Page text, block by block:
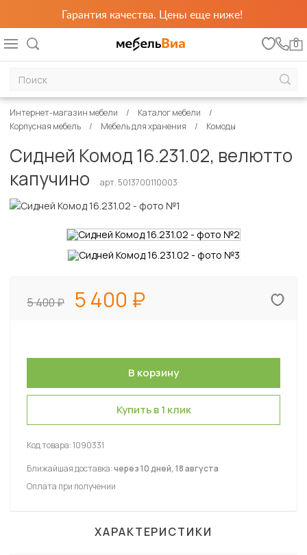
Гарантия качества. Цены еще ниже!
0
Интернет-магазин мебели
Каталог мебели
Корпусная мебель
Мебель для хранения Комоды
Сидней Комод 16.231.02, велютто
капучино
арт. 5013700110003
5 400 5 400
Купить в 1 клик
Код товара:1090331
Ближайшая доставка:через 10 дней, 18 августа
Оплата при получении
ХАРАКТЕРИСТИКИ